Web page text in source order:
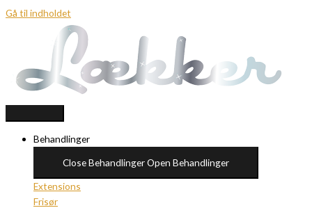
Gå til indholdet
Behandlinger
Close BehandlingerOpen Behandlinger
Extensions
Frisør